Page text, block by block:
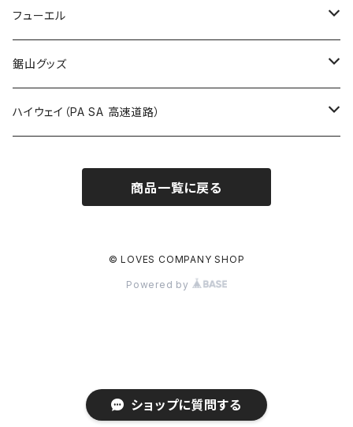
ショップに質問する
ROUTE 700～799号線
ROUTE 600～699号線
ROUTE 700～799号線
茨城県
栃木県
群馬県
ホテルキーホルダー
撮影禁止
ホテルキーホルダー
たばこ・禁煙ステッカー
フューエル
ステッカー
鋸山グッズ
Tシャツ
ハイウェイ（PA SA 高速道路）
商品一覧に戻る
© LOVES COMPANY SHOP
Powered by